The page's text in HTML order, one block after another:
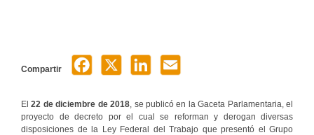
Compartir
El22 de diciembre de 2018 , se publicó en la Gaceta Parlamentaria, el
proyecto de decreto por el cual se reforman y derogan diversas
disposiciones de la Ley Federal del Trabajo que presentó el Grupo